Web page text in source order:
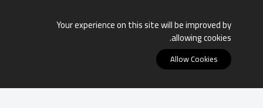
Your experience on this site will be improved by
allowing cookies.
Allow Cookies